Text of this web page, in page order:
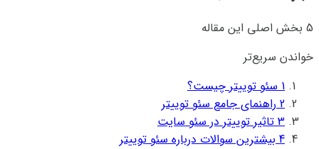
5 بخش اصلی این مقاله
خواندن سریع‌تر
1 سئو توییتر چیست؟‍
2 راهنمای جامع سئو توییتر
3 تاثیر توییتر در سئو سایت
4 بیشترین سوالات درباره سئو توییتر